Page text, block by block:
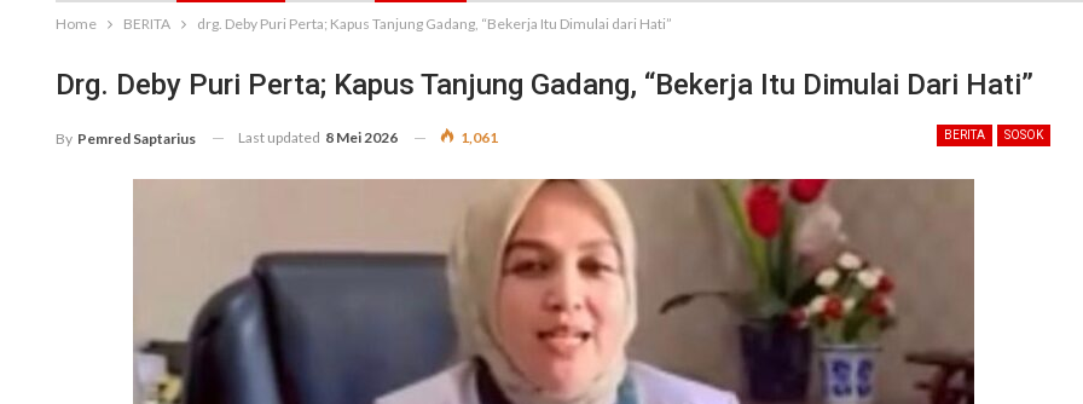
Home BERITA drg. Deby Puri Perta; Kapus Tanjung Gadang, “Bekerja Itu Dimulai dari Hati”
Drg. Deby Puri Perta; Kapus Tanjung Gadang, “Bekerja Itu Dimulai Dari Hati”
BERITA SOSOK
By Pemred Saptarius Last updated 8 Mei 2026 1,061